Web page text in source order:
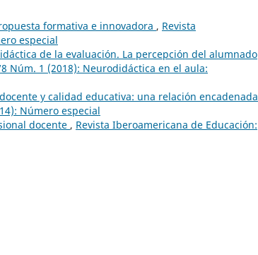
formativa e innovadora , Revista
especial
de la evaluación. La percepción del alumnado
Núm. 1 (2018): Neurodidáctica en el aula:
y calidad educativa: una relación encadenada
Número especial
docente , Revista Iberoamericana de Educación: